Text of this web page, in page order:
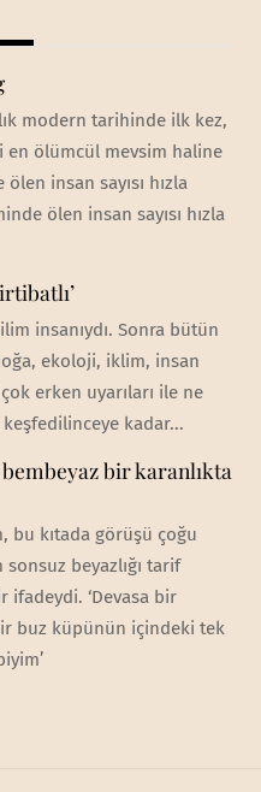
modern tarihinde ilk kez,
en ölümcül mevsim haline
insan sayısı hızla
ölen insan sayısı hızla
insanıydı. Sonra bütün
ekoloji, iklim, insan
erken uyarıları ile ne
kadar...
bir karanlıkta
bu kıtada görüşü çoğu
sonsuz beyazlığı tarif
ifadeydi. ‘Devasa bir
buz küpünün içindeki tek